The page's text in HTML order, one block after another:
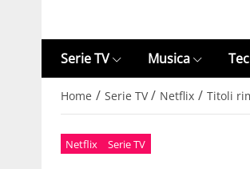
Serie TV Musica
Home / Serie TV / Netflix / Titoli
Netflix Serie TV